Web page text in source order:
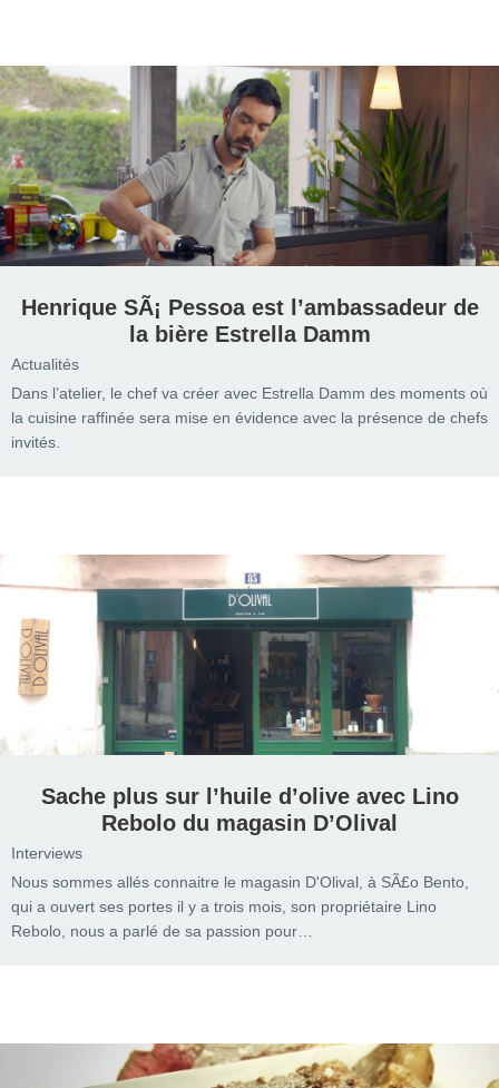
Henrique SÃ¡ Pessoa est l’ambassadeur de
la bière Estrella Damm
Actualités
Dans l’atelier, le chef va créer avec Estrella Damm des moments où
la cuisine raffinée sera mise en évidence avec la présence de chefs
invités.
Sache plus sur l’huile d’olive avec Lino
Rebolo du magasin D’Olival
Interviews
Nous sommes allés connaitre le magasin D'Olival, à SÃ£o Bento,
qui a ouvert ses portes il y a trois mois, son propriétaire Lino
Rebolo, nous a parlé de sa passion pour…